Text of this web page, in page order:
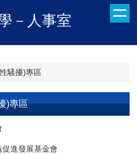
－人事室
騷擾)專區
)專區
進發展基金會